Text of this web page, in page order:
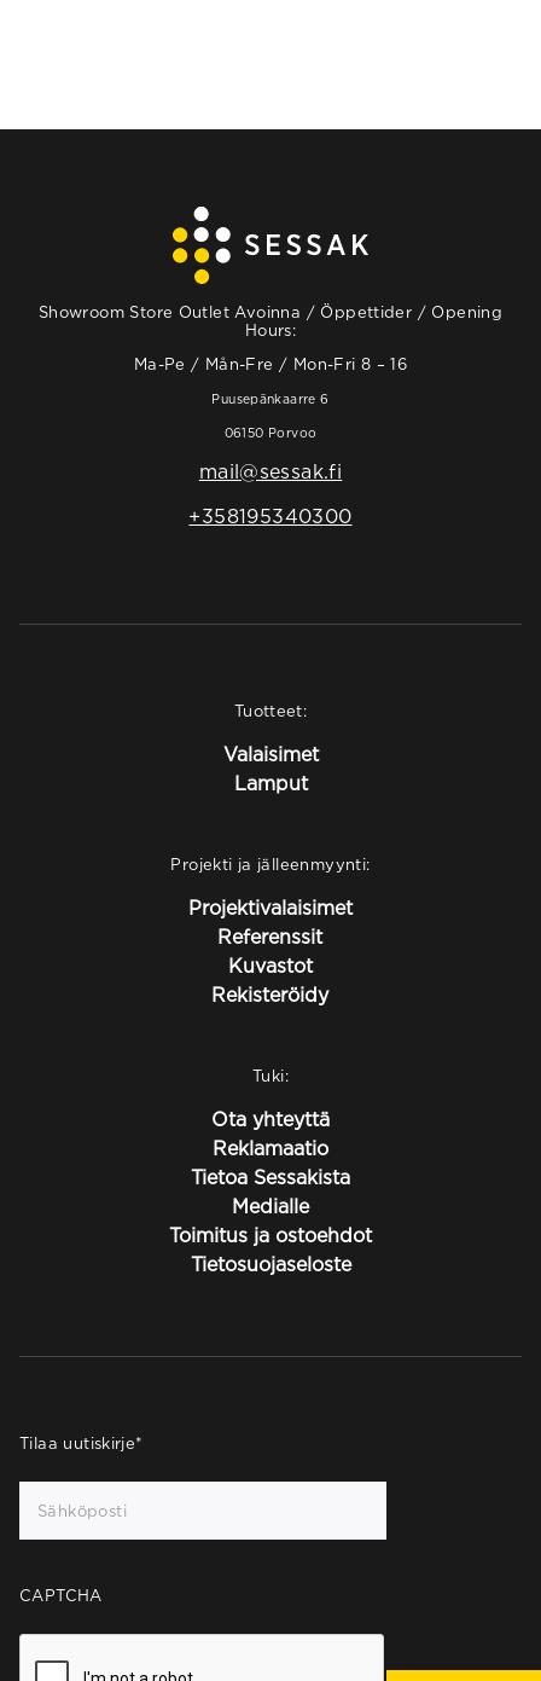
Showroom Store Outlet Avoinna / Öppettider / Opening
Hours:
Ma-Pe / Mån-Fre / Mon-Fri 8 – 16
Puusepänkaarre 6
06150 Porvoo
mail@sessak.fi
+358195340300
Tuotteet:
Valaisimet
Lamput
Projekti ja jälleenmyynti:
Projektivalaisimet
Referenssit
Kuvastot
Rekisteröidy
Tuki:
Ota yhteyttä
Reklamaatio
Tietoa Sessakista
Medialle
Toimitus ja ostoehdot
Tietosuojaseloste
Tilaa uutiskirje*
CAPTCHA